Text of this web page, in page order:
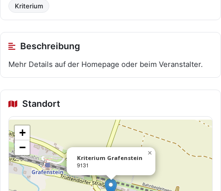
Kriterium
Beschreibung
Mehr Details auf der Homepage oder beim Veranstalter.
Standort
Kriterium Grafenstein
9131
×
+
−